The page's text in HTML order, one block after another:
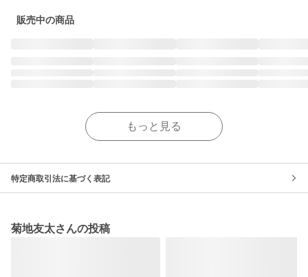
販売中の商品
もっと見る
特定商取引法に基づく表記
菊地友太さんの投稿